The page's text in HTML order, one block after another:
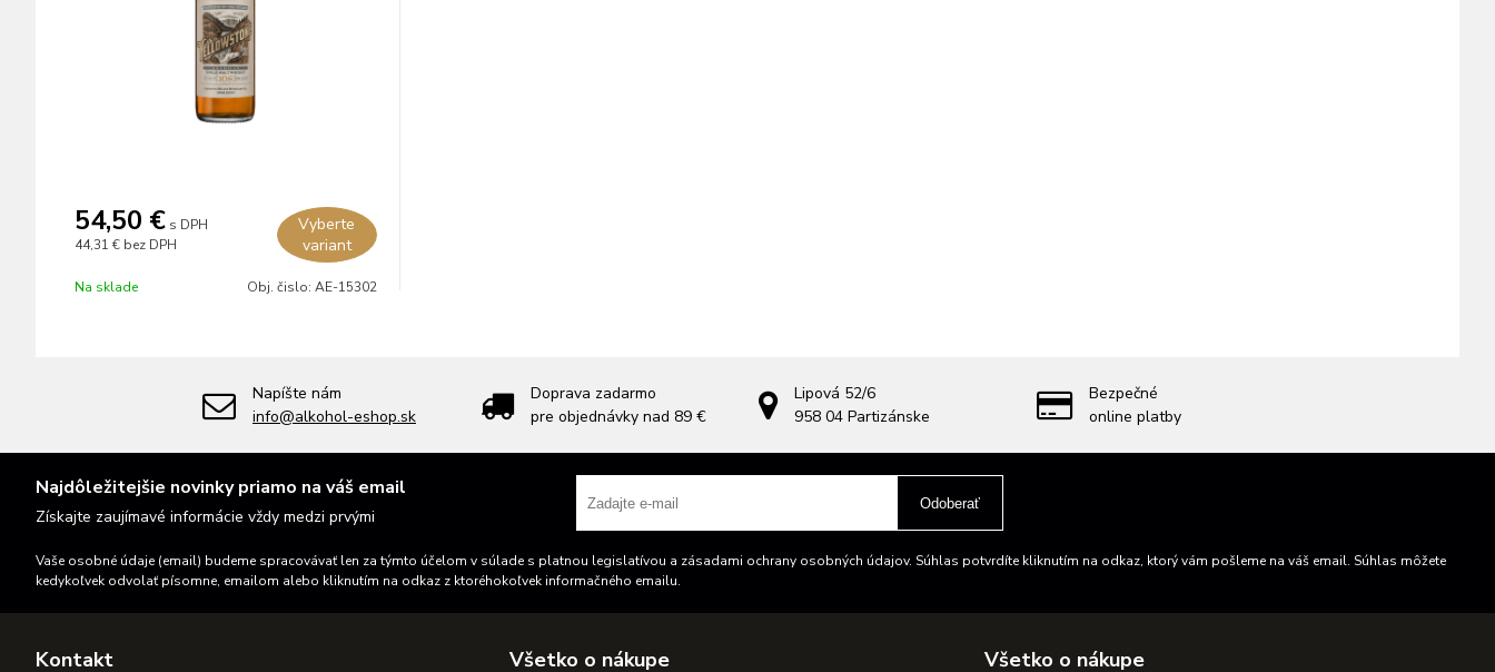
54,50 € s DPH
44,31 € bez DPH
Vyberte
variant
Na sklade Obj. čislo: AE-15302
Napíšte nám
info@alkohol-eshop.sk
Doprava zadarmo
pre objednávky nad 89 €
Lipová 52/6
958 04 Partizánske
Bezpečné
online platby
Najdôležitejšie novinky priamo na váš email
Získajte zaujímavé informácie vždy medzi prvými
Odoberať
Vaše osobné údaje (email) budeme spracovávať len za týmto účelom v súlade s platnou legislatívou a zásadami ochrany osobných údajov. Súhlas potvrdíte kliknutím na odkaz, ktorý vám pošleme na váš email. Súhlas môžete
kedykoľvek odvolať písomne, emailom alebo kliknutím na odkaz z ktoréhokoľvek informačného emailu.
Kontakt Všetko o nákupe Všetko o nákupe